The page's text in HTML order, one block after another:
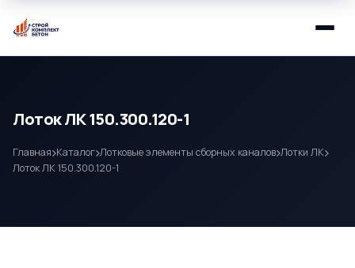
Лоток ЛК 150.300.120-1
Главная Каталог Лотковые элементы сборных каналов Лотки ЛК
Лоток ЛК 150.300.120-1